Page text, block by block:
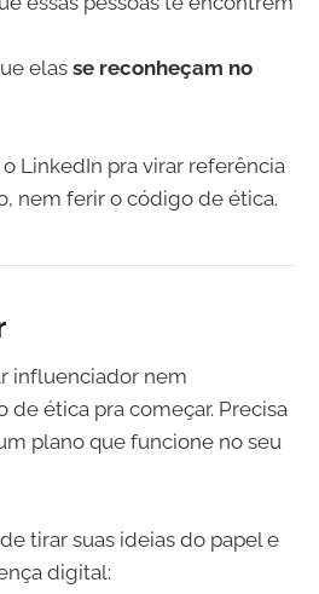
elas se reconheçam no
LinkedIn pra virar referência
nem ferir o código de ética.
influenciador nem
de ética pra começar. Precisa
plano que funcione no seu
tirar suas ideias do papel e
digital: